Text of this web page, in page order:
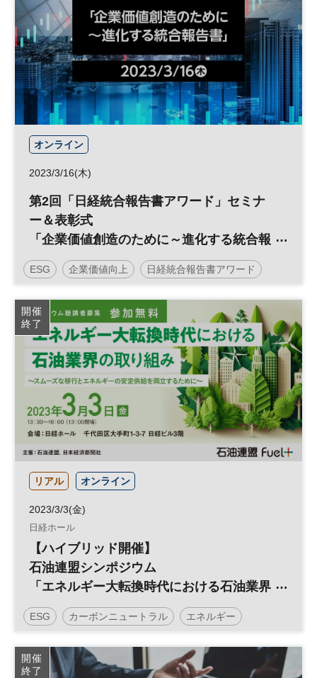
サステナブル 投資 企業活動
日経オンラインセミナー
オンライン
2023/3/16(木)
第2回「日経統合報告書アワード」セミナ
ー＆表彰式
「企業価値創造のために～進化する統合報
告書」
ESG 企業価値向上 日経統合報告書アワード
統合報告書 投資 IR
参加無料
開催
終了
リアル オンライン
2023/3/3(金)
日経ホール
【ハイブリッド開催】
石油連盟シンポジウム
「エネルギー大転換時代における石油業界
の取り組み」～スムーズな移行とエネルギ
ーの安定供給を両立するために～
ESG カーボンニュートラル エネルギー
参加無料
開催
終了